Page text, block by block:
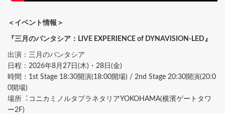
＜イベント情報＞
『三月のパンタシア：LIVE EXPERIENCE of DYNAVISION-LED』
出演：三月のパンタシア
日程：2026年8月27日(木)・28日(金)
時間：1st Stage 18:30開演(18:00開場) / 2nd Stage 20:30開演(20:0
0開場)
場所︓コニカミノルタプラネタリアYOKOHAMA(横濱ゲートタワ
ー2F)